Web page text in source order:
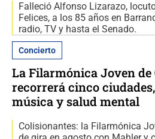
Falleció Alfonso Lizarazo,
Felices, a los 85 años en
radio, TV y hasta el Senado.
Concierto
La Filarmónica Joven de
recorrerá cinco
música y salud mental
Colisionantes: la Filarmónica